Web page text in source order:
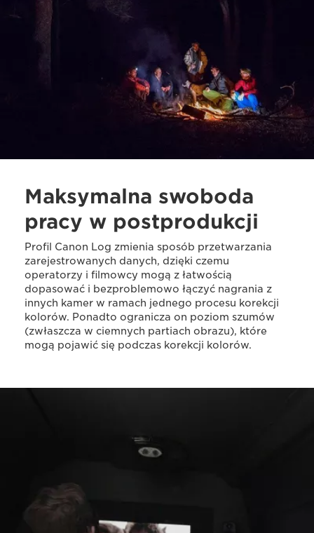
Maksymalna swoboda
pracy w postprodukcji
Profil Canon Log zmienia sposób przetwarzania
zarejestrowanych danych, dzięki czemu
operatorzy i filmowcy mogą z łatwością
dopasować i bezproblemowo łączyć nagrania z
innych kamer w ramach jednego procesu korekcji
kolorów. Ponadto ogranicza on poziom szumów
(zwłaszcza w ciemnych partiach obrazu), które
mogą pojawić się podczas korekcji kolorów.